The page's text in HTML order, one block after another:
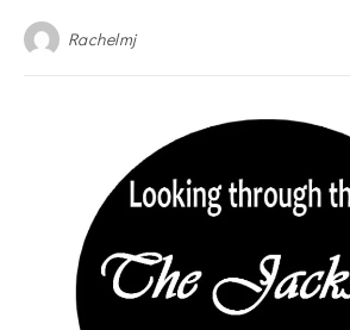
Rachelmj